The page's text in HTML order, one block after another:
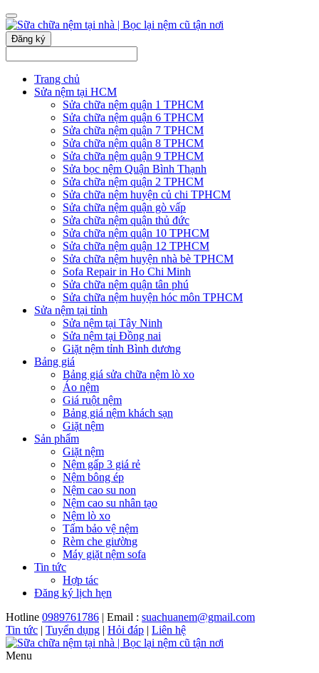
Đăng ký
Trang chủ
Sửa nệm tại HCM
Sửa chữa nệm quận 1 TPHCM
Sửa chữa nệm quận 6 TPHCM
Sửa chữa nệm quận 7 TPHCM
Sửa chữa nệm quận 8 TPHCM
Sửa chữa nệm quận 9 TPHCM
Sửa bọc nệm Quận Bình Thạnh
Sửa chữa nệm quận 2 TPHCM
Sửa chữa nệm huyện củ chi TPHCM
Sửa chữa nệm quận gò vấp
Sửa chữa nệm quận thủ đức
Sửa chữa nệm quận 10 TPHCM
Sửa chữa nệm quận 12 TPHCM
Sửa chữa nệm huyện nhà bè TPHCM
Sofa Repair in Ho Chi Minh
Sửa chữa nệm quận tân phú
Sửa chữa nệm huyện hóc môn TPHCM
Sửa nệm tại tỉnh
Sửa nệm tại Tây Ninh
Sửa nệm tại Đồng nai
Giặt nệm tỉnh Bình dương
Bảng giá
Bảng giá sửa chữa nệm lò xo
Áo nệm
Giá ruột nệm
Bảng giá nệm khách sạn
Giặt nệm
Sản phẩm
Giặt nệm
Nệm gấp 3 giá rẻ
Nệm bông ép
Nệm cao su non
Nệm cao su nhân tạo
Nệm lò xo
Tấm bảo vệ nệm
Rèm che giường
Máy giặt nệm sofa
Tin tức
Hợp tác
Đăng ký lịch hẹn
Hotline 0989761786 | Email : suachuanem@gmail.com
Tin tức | Tuyển dụng | Hỏi đáp | Liên hệ
Menu